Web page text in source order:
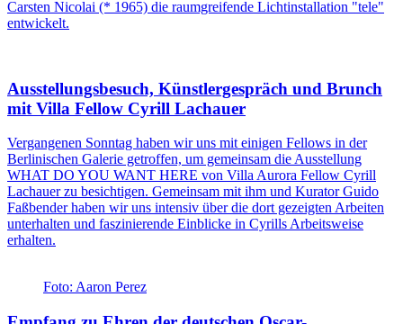
Carsten Nicolai (* 1965) die raumgreifende Lichtinstallation "tele"
entwickelt.
Ausstellungsbesuch, Künstlergespräch und Brunch
mit Villa Fellow Cyrill Lachauer
Vergangenen Sonntag haben wir uns mit einigen Fellows in der
Berlinischen Galerie getroffen, um gemeinsam die Ausstellung
WHAT DO YOU WANT HERE von Villa Aurora Fellow Cyrill
Lachauer zu besichtigen. Gemeinsam mit ihm und Kurator Guido
Faßbender haben wir uns intensiv über die dort gezeigten Arbeiten
unterhalten und faszinierende Einblicke in Cyrills Arbeitsweise
erhalten.
Foto: Aaron Perez